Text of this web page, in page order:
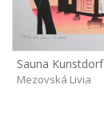
Sauna Kunstdorf
Mezovská Livia